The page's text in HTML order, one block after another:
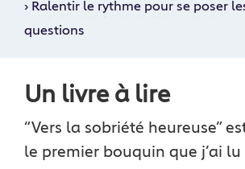
› Ralentir le rythme pour se poser
questions
Un livre à lire
“Vers la sobriété heureuse”
le premier bouquin que j’ai lu